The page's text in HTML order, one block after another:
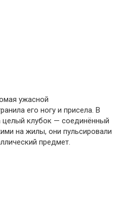
ужасной
его ногу и присела. В
целый клубок — соединённый
на жилы, они пульсировали
предмет.